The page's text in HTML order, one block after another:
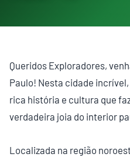
Queridos Exploradores,
Paulo! Nesta cidade
rica história e cultura que
verdadeira joia do interior
Localizada na região